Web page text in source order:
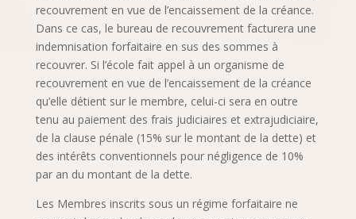
recouvrement en vue de l’encaissement de la créance.
Dans ce cas, le bureau de recouvrement facturera une
indemnisation forfaitaire en sus des sommes à
recouvrer. Si l’école fait appel à un organisme de
recouvrement en vue de l’encaissement de la créance
qu’elle détient sur le membre, celui-ci sera en outre
tenu au paiement des frais judiciaires et extrajudiciaire,
de la clause pénale (15% sur le montant de la dette) et
des intérêts conventionnels pour négligence de 10%
par an du montant de la dette.
Les Membres inscrits sous un régime forfaitaire ne